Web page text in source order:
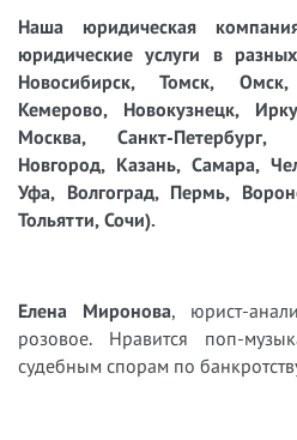
Наша юридическая
юридические услуги в
Новосибирск, Томск,
Кемерово, Новокузнецк,
Москва, Санкт-Петербург,
Новгород, Казань, Самара,
Уфа, Волгоград, Пермь,
Тольятти, Сочи).
Елена Миронова, юрист-
розовое. Нравится поп-
судебным спорам по